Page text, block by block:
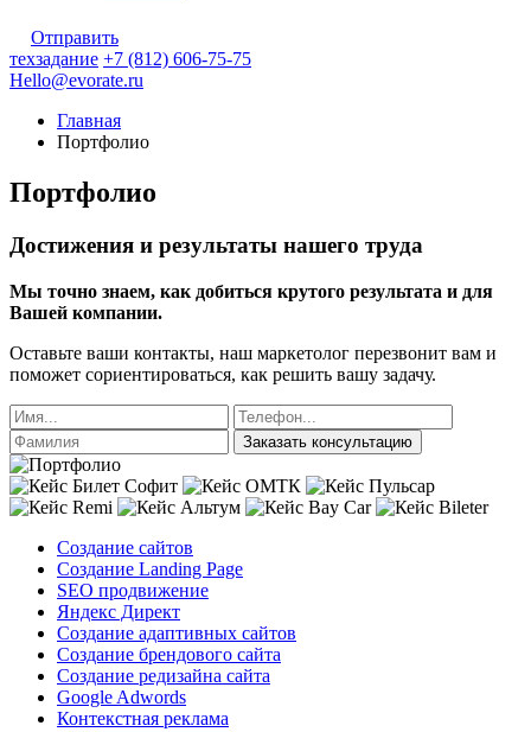
Отправить
техзадание +7 (812) 606-75-75
Hello@evorate.ru
Главная
Портфолио
Портфолио
Достижения и результаты нашего труда
Мы точно знаем, как добиться крутого результата и для
Вашей компании.
Оставьте ваши контакты, наш маркетолог перезвонит вам и
поможет сориентироваться, как решить вашу задачу.
Заказать консультацию
Создание сайтов
Создание Landing Page
SEO продвижение
Яндекс Директ
Создание адаптивных сайтов
Создание брендового сайта
Создание редизайна сайта
Google Adwords
Контекстная реклама